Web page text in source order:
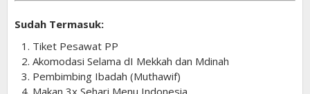
Sudah Termasuk:
1. Tiket Pesawat PP
2. Akomodasi Selama dI Mekkah dan Mdinah
3. Pembimbing Ibadah (Muthawif)
4. Makan 3x Sehari Menu Indonesia